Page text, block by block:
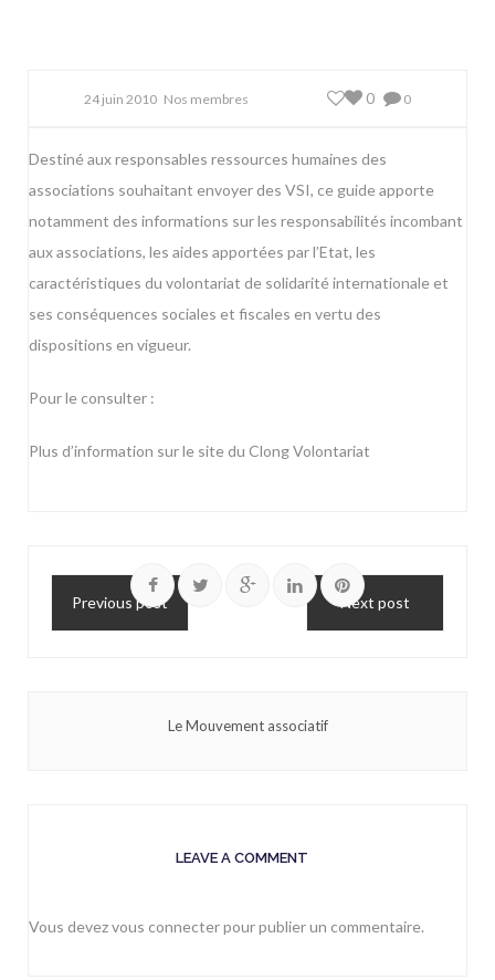
24 juin 2010 Nos membres 0
0
Destiné aux responsables ressources humaines des
associations souhaitant envoyer des VSI, ce guide apporte
notamment des informations sur les responsabilités incombant
aux associations, les aides apportées par l’Etat, les
caractéristiques du volontariat de solidarité internationale et
ses conséquences sociales et fiscales en vertu des
dispositions en vigueur.
Pour le consulter :
Plus d’information sur le site du Clong Volontariat
Previous post Next post
Le Mouvement associatif
LEAVE A COMMENT
Vous devezvous connecterpour publier un commentaire.